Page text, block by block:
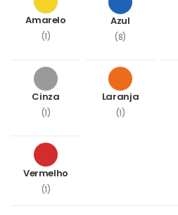
Amarelo
(1)
Azul
(8)
Cinza
(1)
Laranja
(1)
Vermelho
(1)